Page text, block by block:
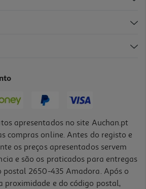
apresentados no site Auchan.pt
compras online. Antes do registo e
os preços apresentados servem
e são os praticados para entregas
postal 2650-435 Amadora. Após o
proximidade e do código postal,